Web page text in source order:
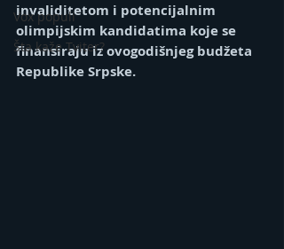
Vox populi
Šta kaže Tviter?
invaliditetom i potencijalnim
olimpijskim kandidatima koje se
finansiraju iz ovogodišnjeg budžeta
Republike Srpske.